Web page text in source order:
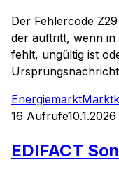
Der Fehlercode
der auftritt, wenn in
fehlt, ungültig ist
Energiemarkt
16 Aufrufe10.1.2026
EDIFACT